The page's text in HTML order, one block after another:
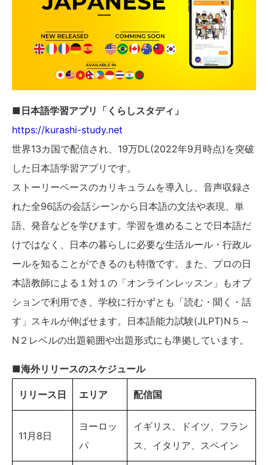
■日本語学習アプリ「くらしスタディ」
https://kurashi-study.net
世界13カ国で配信され、19万DL(2022年9月時点)を突破
した日本語学習アプリです。
ストーリーベースのカリキュラムを導入し、音声収録さ
れた全96話の会話シーンから日本語の文法や表現、単
語、発音などを学びます。学習を進めることで日本語だ
けではなく、日本の暮らしに必要な生活ルール・行政ル
ールを知ることができるのも特徴です。また、プロの日
本語教師による１対１の「オンラインレッスン」もオプ
ションで利用でき、学校に行かずとも「読む・聞く・話
す」スキルが伸ばせます。日本語能力試験(JLPT)N５～
N２レベルの出題範囲や出題形式にも準拠しています。
■海外リリースのスケジュール
リリース日 エリア 配信国
11月8日
ヨーロッ
パ
イギリス、ドイツ、フラン
ス、イタリア、スペイン